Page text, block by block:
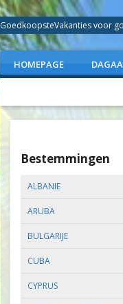
GoedkoopsteVakanties voor
HOMEPAGE
Bestemmingen
ALBANIE
ARUBA
BULGARIJE
CUBA
CYPRUS